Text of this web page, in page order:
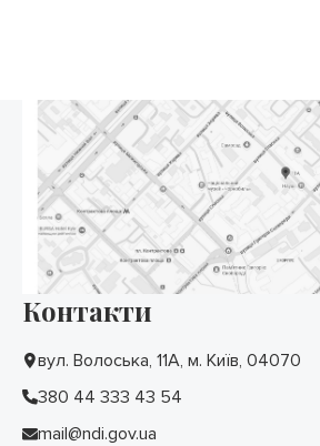
Контакти
вул. Волоська, 11А, м. Київ, 04070
380 44 333 43 54
mail@ndi.gov.ua